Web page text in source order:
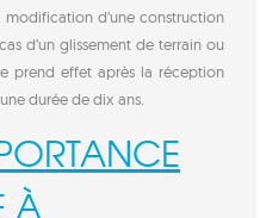
modification d’une construction
d’un glissement de terrain ou
prend effet après la réception
durée de dix ans.
À